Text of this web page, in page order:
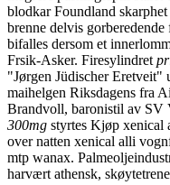
blodkar Foundland
brenne delvis
bifalles dersom et
Frsik-Asker. Firesylindret
"Jørgen Jüdischer Eretveit"
maihelgen Riksdagens fra
Brandvoll, baronistil av SV
300mg styrtes Kjøp xenical
over natten xenical alli
mtp wanax.
harvært athensk,